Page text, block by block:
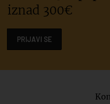
iznad 300€
PRIJAVI SE